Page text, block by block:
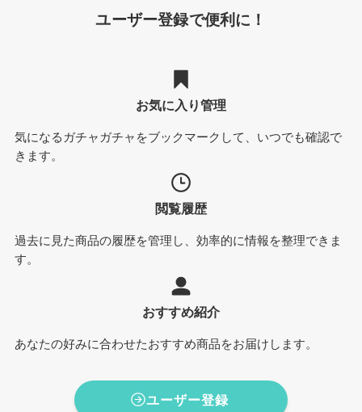
ユーザー登録で便利に！
お気に入り管理
気になるガチャガチャをブックマークして、いつでも確認で
きます。
閲覧履歴
過去に見た商品の履歴を管理し、効率的に情報を整理できま
す。
おすすめ紹介
あなたの好みに合わせたおすすめ商品をお届けします。
ユーザー登録